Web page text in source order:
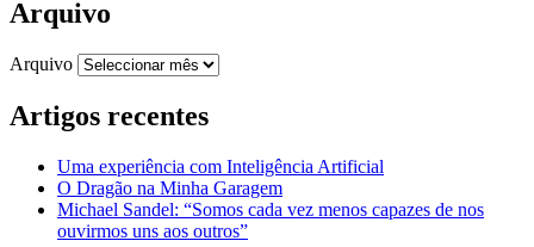
Arquivo
Arquivo
Artigos recentes
Uma experiência com Inteligência Artificial
O Dragão na Minha Garagem
Michael Sandel: “Somos cada vez menos capazes de nos
ouvirmos uns aos outros”